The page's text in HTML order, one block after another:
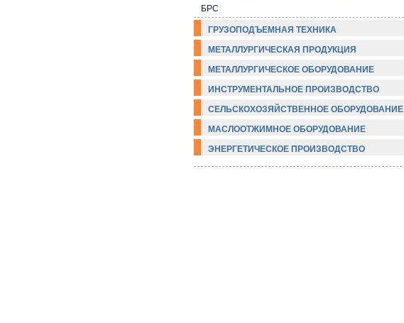
БРС
ГРУЗОПОДЪЕМНАЯ ТЕХНИКА
МЕТАЛЛУРГИЧЕСКАЯ ПРОДУКЦИЯ
МЕТАЛЛУРГИЧЕСКОЕ ОБОРУДОВАНИЕ
ИНСТРУМЕНТАЛЬНОЕ ПРОИЗВОДСТВО
СЕЛЬСКОХОЗЯЙСТВЕННОЕ ОБОРУДОВАНИЕ
МАСЛООТЖИМНОЕ ОБОРУДОВАНИЕ
ЭНЕРГЕТИЧЕСКОЕ ПРОИЗВОДСТВО